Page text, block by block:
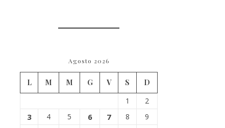
Agosto 2026
L M M G V S
D
1
2
3 4 5 6 7 8
9